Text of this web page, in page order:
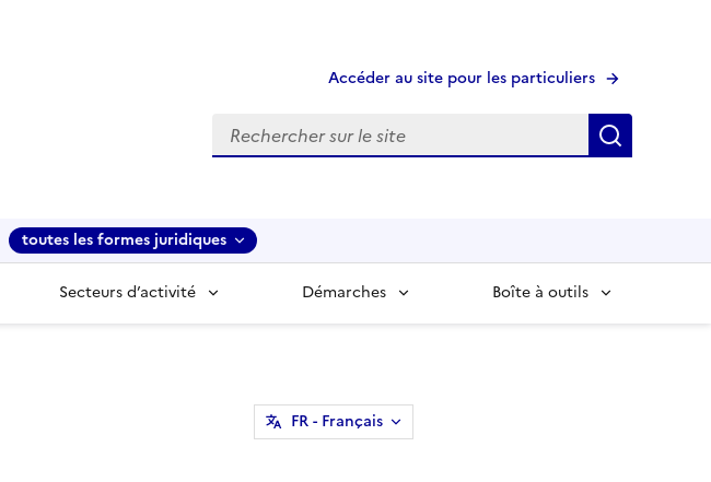
Accéder au site pour les particuliers
Recherche
toutes les formes juridiques
Secteurs d’activité Démarches Boîte à outils
FR- Français